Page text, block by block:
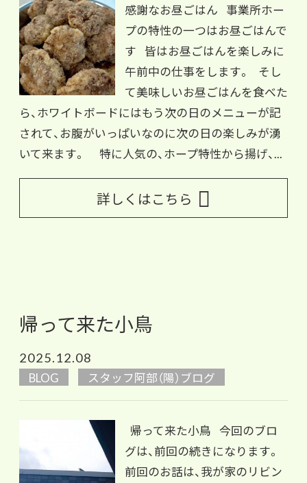
感謝なお昼ごはん 事業所ホー
プの特性の一つはお昼ごはんで
す 皆はお昼ごはんを楽しみに
午前中の仕事をします。 そし
て美味しいお昼ごはんを食べた
ら、ホワイトボードにはもう次の日のメニューが記
されて、お腹がいっぱいなのに次の日の楽しみが湧
いて来ます。 特に人気の、ホープ特性から揚げ、...
詳しくはこちら
帰って来た小鳥
2025.12.08
BLOG スタッフ阿部（陽）ブログ
帰って来た小鳥 今回のブロ
グは、前回の続きになります。
前回のお話は、我が家のリビン